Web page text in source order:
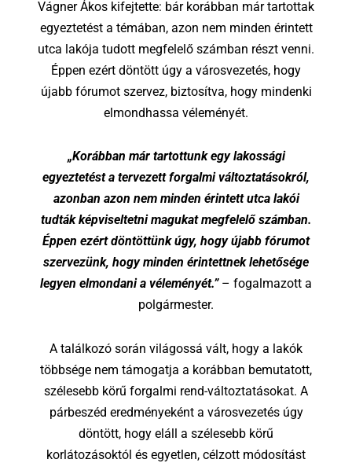
Vágner Ákos kifejtette: bár korábban már tartottak
egyeztetést a témában, azon nem minden érintett
utca lakója tudott megfelelő számban részt venni.
Éppen ezért döntött úgy a városvezetés, hogy
újabb fórumot szervez, biztosítva, hogy mindenki
elmondhassa véleményét.
„Korábban már tartottunk egy lakossági
egyeztetést a tervezett forgalmi változtatásokról,
azonban azon nem minden érintett utca lakói
tudták képviseltetni magukat megfelelő számban.
Éppen ezért döntöttünk úgy, hogy újabb fórumot
szervezünk, hogy minden érintettnek lehetősége
legyen elmondani a véleményét.”– fogalmazott a
polgármester.
A találkozó során világossá vált, hogy a lakók
többsége nem támogatja a korábban bemutatott,
szélesebb körű forgalmi rend-változtatásokat. A
párbeszéd eredményeként a városvezetés úgy
döntött, hogy eláll a szélesebb körű
korlátozásoktól és egyetlen, célzott módosítást